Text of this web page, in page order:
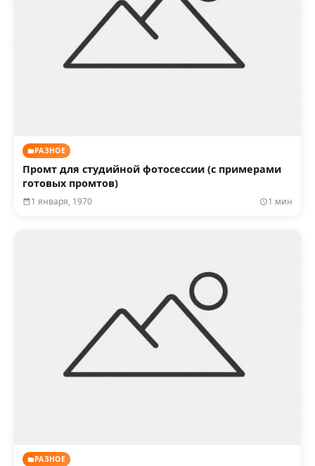
РАЗНОЕ
Промт для студийной фотосессии (с примерами
готовых промтов)
1 января, 1970 1 мин
РАЗНОЕ